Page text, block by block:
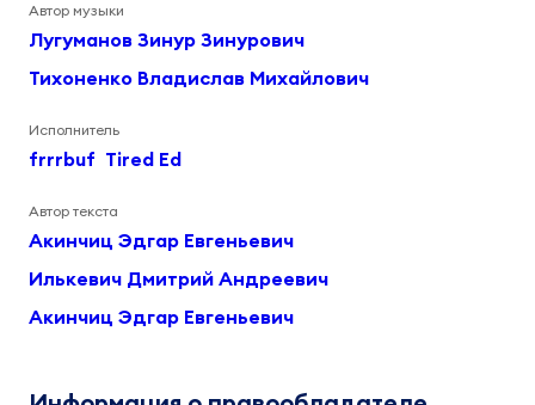
Автор музыки
Лугуманов Зинур Зинурович
Тихоненко Владислав Михайлович
Исполнитель
frrrbuf Tired Ed
Автор текста
Акинчиц Эдгар Евгеньевич
Илькевич Дмитрий Андреевич
Акинчиц Эдгар Евгеньевич